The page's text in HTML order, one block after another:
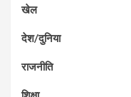
खेल
देश/दुनिया
राजनीति